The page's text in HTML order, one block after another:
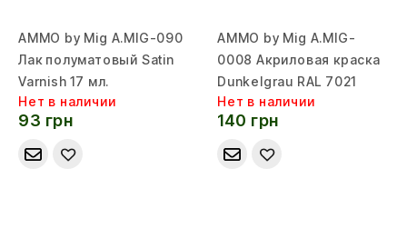
AMMO by Mig A.MIG-090
Лак полуматовый Satin
Varnish 17 мл.
Нет в наличии
93 грн
AMMO by Mig A.MIG-
0008 Акриловая краска
Dunkelgrau RAL 7021
Нет в наличии
140 грн